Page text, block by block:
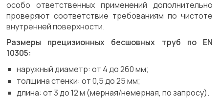
особо ответственных применений дополнительно
проверяют соответствие требованиям по чистоте
внутренней поверхности.
Размеры прецизионных бесшовных труб по EN
10305:
наружный диаметр: от 4 до 260 мм;
толщина стенки: от 0,5 до 25 мм;
длина: от 3 до 12 м (мерная/немерная, по запросу).